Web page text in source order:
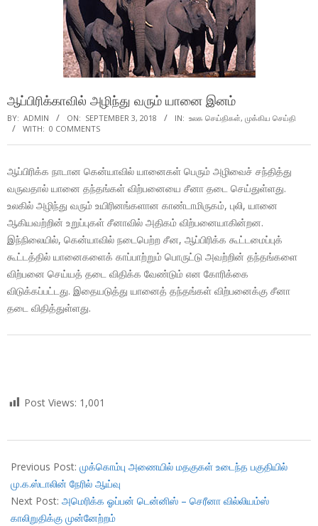
ஆப்பிரிக்காவில் அழிந்து வரும் யானை இனம்
BY: ADMIN ON: SEPTEMBER 3, 2018 IN: உலக செய்திகள், முக்கிய செய்தி
WITH: 0 COMMENTS
ஆப்பிரிக்க நாடான கென்யாவில் யானைகள் பெரும் அழிவைச் சந்தித்து
வருவதால் யானை தந்தங்கள் விற்பனையை சீனா தடை செய்துள்ளது.
உலகில் அழிந்து வரும் உயிரினங்களான காண்டாமிருகம், புலி, யானை
ஆகியவற்றின் உறுப்புகள் சீனாவில் அதிகம் விற்பனையாகின்றன.
இந்நிலையில், கென்யாவில் நடைபெற்ற சீன, ஆப்பிரிக்க கூட்டமைப்புக்
கூட்டத்தில் யானைகளைக் காப்பாற்றும் பொருட்டு அவற்றின் தந்தங்களை
விற்பனை செய்யத் தடை விதிக்க வேண்டும் என கோரிக்கை
விடுக்கப்பட்டது. இதையடுத்து யானைத் தந்தங்கள் விற்பனைக்கு சீனா
தடை விதித்துள்ளது.
Post Views: 1,001
09-
03
Previous Post: முக்கொம்பு அணையில் மதகுகள் உடைந்த பகுதியில்
மு.க.ஸ்டாலின் நேரில் ஆய்வு
Next Post: அமெரிக்க ஓப்பன் டென்னிஸ் – செரீனா வில்லியம்ஸ்
காலிறுதிக்கு முன்னேற்றம்